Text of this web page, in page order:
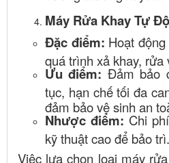
Máy Rửa Khay Tự
Đặc điểm: Hoạt
quá trình xả khay, rửa
Ưu điểm: Đảm bảo
tục, hạn chế tối đa
đảm bảo vệ sinh an
Nhược điểm: Chi
kỹ thuật cao để bảo trì.
Việc lựa chọn loại máy